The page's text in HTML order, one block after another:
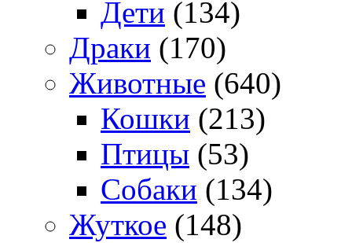
Дети (134)
Драки (170)
Животные (640)
Кошки (213)
Птицы (53)
Собаки (134)
Жуткое (148)